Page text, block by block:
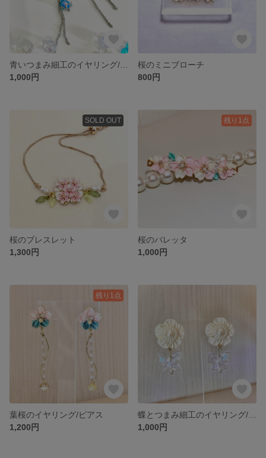
1,000円
桜のミニブローチ
800円
SOLD OUT
桜のブレスレット
1,300円
残り1点
桜のバレッタ
1,000円
残り1点
葉桜のイヤリング/ピアス
1,200円
1,000円